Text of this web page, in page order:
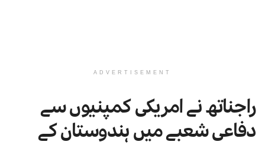
ADVERTISEMENT
راجناتھ نے امریکی کمپنیوں سے
دفاعی شعبے میں ہندوستان کے